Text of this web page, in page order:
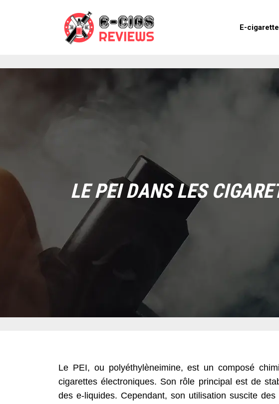
E-
LE PEI DANS LES
Le PEI, ou polyéthylèneimine, est un composé
cigarettes électroniques. Son rôle principal est de
des e-liquides. Cependant, son utilisation suscite